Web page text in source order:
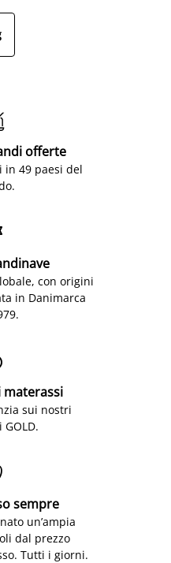
offerte
in 49 paesi del
con origini
in Danimarca
materassi
sui nostri
sempre
un’ampia
dal prezzo
Tutti i giorni.